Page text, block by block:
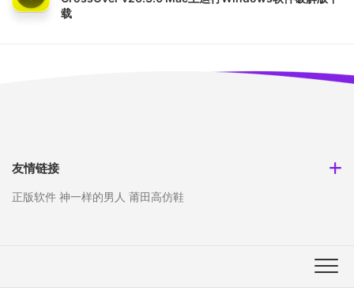
载
友情链接
正版软件 神一样的男人 莆田高仿鞋